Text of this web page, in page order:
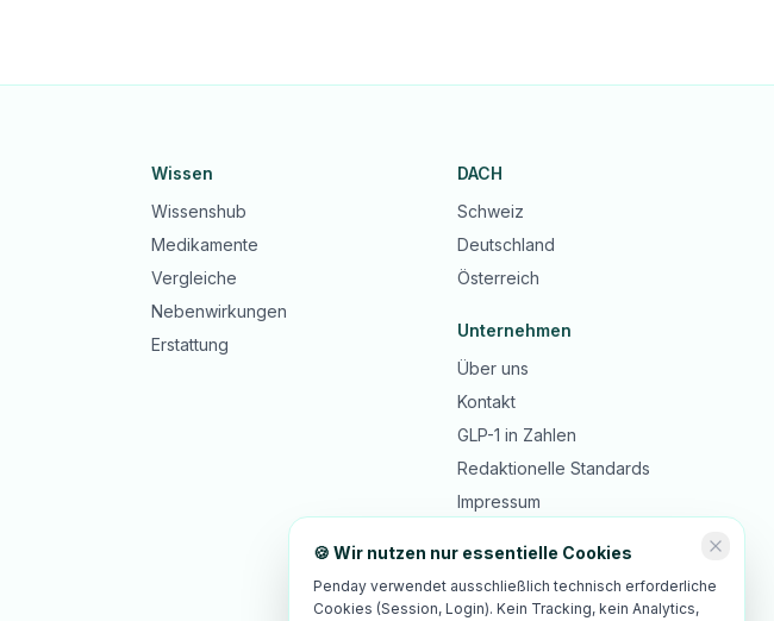
Wissen
Wissenshub
Medikamente
Vergleiche
Nebenwirkungen
Erstattung
DACH
Schweiz
Deutschland
Österreich
Unternehmen
Über uns
Kontakt
GLP-1 in Zahlen
Redaktionelle Standards
Impressum
🍪 Wir nutzen nur essentielle Cookies
Penday verwendet ausschließlich technisch erforderliche
Cookies (Session, Login). Kein Tracking, kein Analytics,